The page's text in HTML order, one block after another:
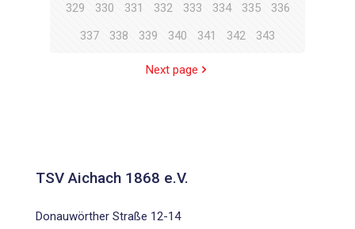
329
330 331 332 333 334 335
336
337
338 339 340 341 342 343
Next page
TSV Aichach 1868 e.V.
Donauwörther Straße 12-14